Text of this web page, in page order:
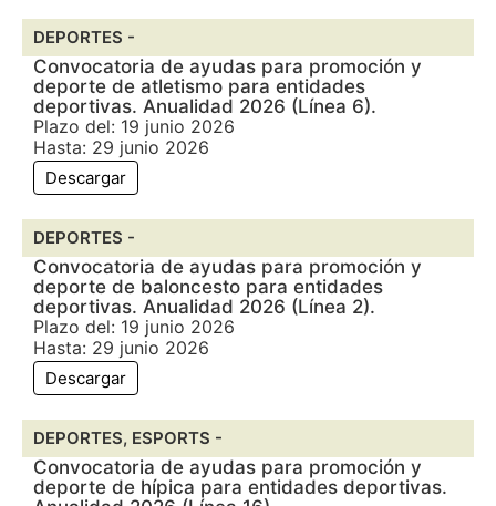
DEPORTES -
Convocatoria de ayudas para promoción y
deporte de atletismo para entidades
deportivas. Anualidad 2026 (Línea 6).
Plazo del: 19 junio 2026
Hasta: 29 junio 2026
Descargar
DEPORTES -
Convocatoria de ayudas para promoción y
deporte de baloncesto para entidades
deportivas. Anualidad 2026 (Línea 2).
Plazo del: 19 junio 2026
Hasta: 29 junio 2026
Descargar
DEPORTES, ESPORTS -
Convocatoria de ayudas para promoción y
deporte de hípica para entidades deportivas.